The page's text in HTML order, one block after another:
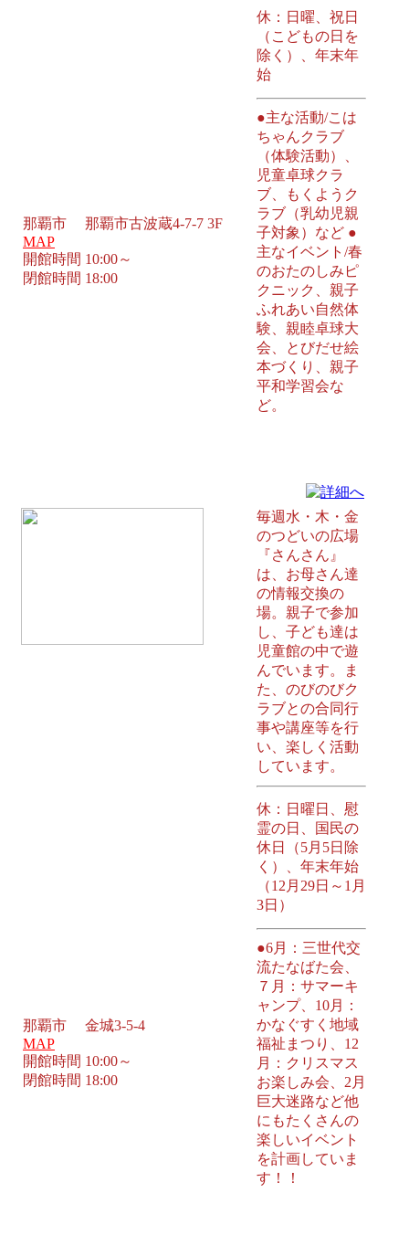
休：日曜、祝日
（こどもの日を
除く）、年末年
始
那覇市 那覇市古波蔵4-7-7 3F
MAP
開館時間 10:00～
閉館時間 18:00
●主な活動/こは
ちゃんクラブ
（体験活動）、
児童卓球クラ
ブ、もくようク
ラブ（乳幼児親
子対象）など ●
主なイベント/春
のおたのしみピ
クニック、親子
ふれあい自然体
験、親睦卓球大
会、とびだせ絵
本づくり、親子
平和学習会な
ど。
毎週水・木・金
のつどいの広場
『さんさん』
は、お母さん達
の情報交換の
場。親子で参加
し、子ども達は
児童館の中で遊
んでいます。ま
た、のびのびク
ラブとの合同行
事や講座等を行
い、楽しく活動
しています。
休：日曜日、慰
霊の日、国民の
休日（5月5日除
く）、年末年始
（12月29日～1月
3日）
那覇市 金城3-5-4
MAP
開館時間 10:00～
閉館時間 18:00
●6月：三世代交
流たなばた会、
７月：サマーキ
ャンプ、10月：
かなぐすく地域
福祉まつり、12
月：クリスマス
お楽しみ会、2月
巨大迷路など他
にもたくさんの
楽しいイベント
を計画していま
す！！